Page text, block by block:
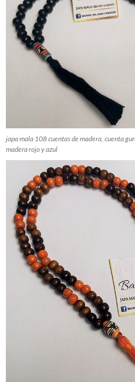
japa mala 108 cuentas de madera, cuenta
madera rojo y azul